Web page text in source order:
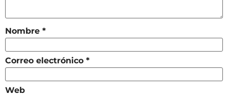
Nombre *
Correo electrónico *
Web